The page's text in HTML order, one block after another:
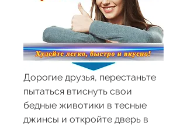
Дорогие друзья, перестаньте
пытаться втиснуть свои
бедные животики в тесные
джинсы и откройте дверь в